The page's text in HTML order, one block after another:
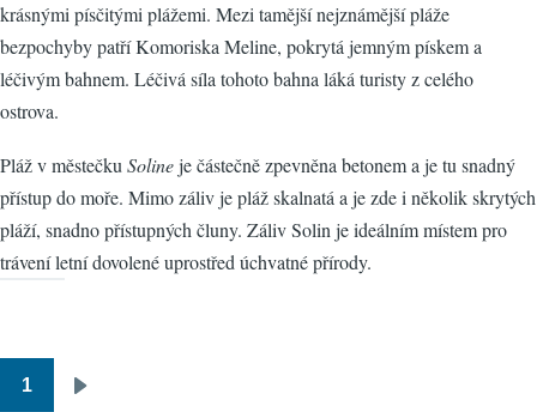
krásnými písčitými plážemi. Mezi tamější nejznámější pláže
bezpochyby patří Komoriska Meline, pokrytá jemným pískem a
léčivým bahnem. Léčivá síla tohoto bahna láká turisty z celého
ostrova.
Pláž v městečku Solineje částečně zpevněna betonem a je tu snadný
přístup do moře. Mimo záliv je pláž skalnatá a je zde i několik skrytých
pláží, snadno přístupných čluny. Záliv Solin je ideálním místem pro
trávení letní dovolené uprostřed úchvatné přírody.
Pagination
1